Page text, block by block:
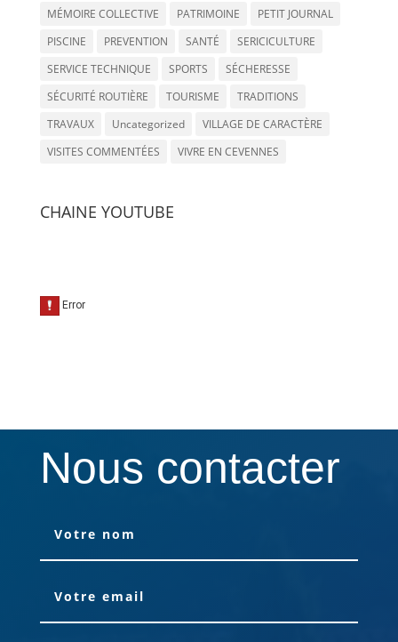
MÉMOIRE COLLECTIVE PATRIMOINE
PETIT JOURNAL
PISCINE
PREVENTION SANTÉ
SERICICULTURE
SERVICE TECHNIQUE
SPORTS
SÉCHERESSE
SÉCURITÉ ROUTIÈRE
TOURISME
TRADITIONS
TRAVAUX
Uncategorized
VILLAGE DE CARACTÈRE
VISITES COMMENTÉES
VIVRE EN CEVENNES
CHAINE YOUTUBE
Nous contacter